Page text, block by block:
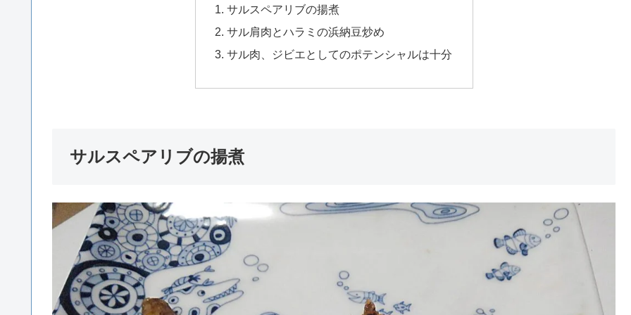
サルスペアリブの揚煮
サル肩肉とハラミの浜納豆炒め
サル肉、ジビエとしてのポテンシャルは十分
サルスペアリブの揚煮